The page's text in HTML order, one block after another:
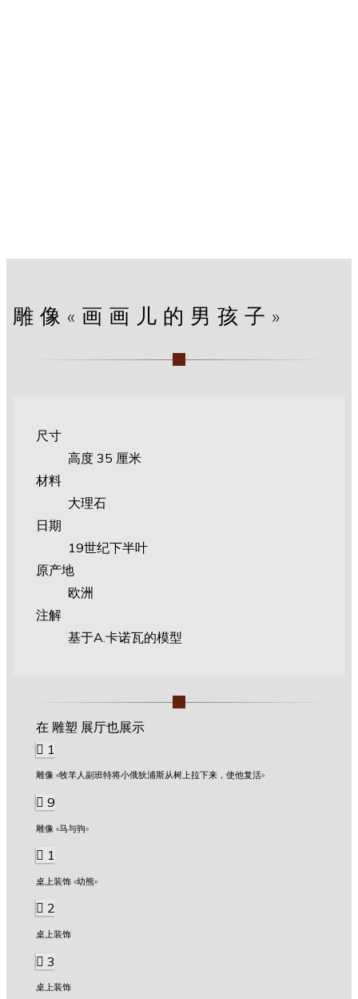
雕像«画画儿的男孩子»
尺寸
高度 35 厘米
材料
大理石
日期
19世纪下半叶
原产地
欧洲
注解
基于A.卡诺瓦的模型
在 雕塑 展厅也展示
1
雕像 «牧羊人副班特将小俄狄浦斯从树上拉下来，使他复活»
9
雕像 «马与驹»
1
桌上装饰 «幼熊»
2
桌上装饰
3
桌上装饰